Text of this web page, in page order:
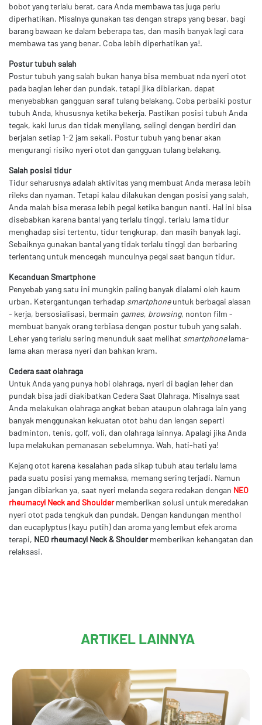
bobot yang terlalu berat, cara Anda membawa tas juga perlu
diperhatikan. Misalnya gunakan tas dengan straps yang besar, bagi
barang bawaan ke dalam beberapa tas, dan masih banyak lagi cara
membawa tas yang benar. Coba lebih diperhatikan ya!.
Postur tubuh salah
Postur tubuh yang salah bukan hanya bisa membuat nda nyeri otot
pada bagian leher dan pundak, tetapi jika dibiarkan, dapat
menyebabkan gangguan saraf tulang belakang. Coba perbaiki postur
tubuh Anda, khususnya ketika bekerja. Pastikan posisi tubuh Anda
tegak, kaki lurus dan tidak menyilang, selingi dengan berdiri dan
berjalan setiap 1-2 jam sekali. Postur tubuh yang benar akan
mengurangi risiko nyeri otot dan gangguan tulang belakang.
Salah posisi tidur
Tidur seharusnya adalah aktivitas yang membuat Anda merasa lebih
rileks dan nyaman. Tetapi kalau dilakukan dengan posisi yang salah,
Anda malah bisa merasa lebih pegal ketika bangun nanti. Hal ini bisa
disebabkan karena bantal yang terlalu tinggi, terlalu lama tidur
menghadap sisi tertentu, tidur tengkurap, dan masih banyak lagi.
Sebaiknya gunakan bantal yang tidak terlalu tinggi dan berbaring
terlentang untuk mencegah munculnya pegal saat bangun tidur.
Kecanduan Smartphone
Penyebab yang satu ini mungkin paling banyak dialami oleh kaum
urban. Ketergantungan terhadap smartphoneuntuk berbagai alasan
- kerja, bersosialisasi, bermain games, browsing, nonton film -
membuat banyak orang terbiasa dengan postur tubuh yang salah.
Leher yang terlalu sering menunduk saat melihat smartphonelama-
lama akan merasa nyeri dan bahkan kram.
Cedera saat olahraga
Untuk Anda yang punya hobi olahraga, nyeri di bagian leher dan
pundak bisa jadi diakibatkan Cedera Saat Olahraga. Misalnya saat
Anda melakukan olahraga angkat beban ataupun olahraga lain yang
banyak menggunakan kekuatan otot bahu dan lengan seperti
badminton, tenis, golf, voli, dan olahraga lainnya. Apalagi jika Anda
lupa melakukan pemanasan sebelumnya. Wah, hati-hati ya!
Kejang otot karena kesalahan pada sikap tubuh atau terlalu lama
pada suatu posisi yang memaksa, memang sering terjadi. Namun
jangan dibiarkan ya, saat nyeri melanda segera redakan dengan NEO
rheumacyl Neck and Shouldermemberikan solusi untuk meredakan
nyeri otot pada tengkuk dan pundak. Dengan kandungan menthol
dan eucaplyptus (kayu putih) dan aroma yang lembut efek aroma
terapi, NEO rheumacyl Neck & Shouldermemberikan kehangatan dan
relaksasi.
ARTIKEL LAINNYA